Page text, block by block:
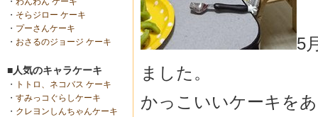
・ そらジロー ケーキ
・ プーさんケーキ
・ おさるのジョージ ケーキ
■人気のキャラケーキ
・
トトロ、ネコバス ケーキ
・ すみっコぐらしケーキ
・ クレヨンしんちゃんケーキ
5
ました。
かっこいいケーキを